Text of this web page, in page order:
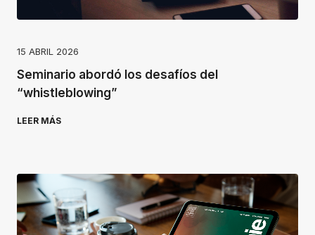
15 ABRIL 2026
Seminario abordó los desafíos del
“whistleblowing”
LEER MÁS